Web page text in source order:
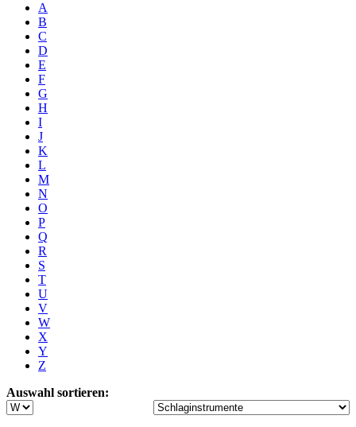
A
B
C
D
E
F
G
H
I
J
K
L
M
N
O
P
Q
R
S
T
U
V
W
X
Y
Z
Auswahl sortieren: